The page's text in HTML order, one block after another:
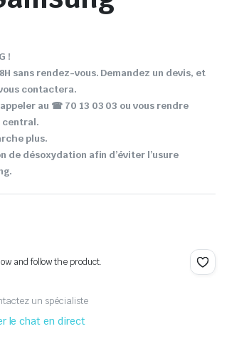
!
sans rendez-vous. Demandez un devis, et
contactera.
appeler au ☎ 70 13 03 03 ou vous rendre
central.
plus.
de désoxydation afin d’éviter l’usure
and follow the product.
un spécialiste
le chat en direct